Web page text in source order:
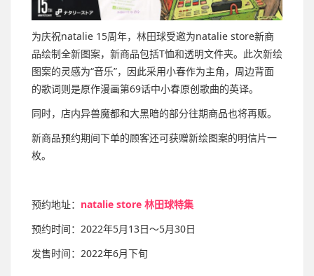
为庆祝natalie 15周年，林田球受邀为natalie store新商
品绘制全新图案，新商品包括T恤和透明文件夹。此次新绘
图案的灵感为“音乐”，因此采用小春作为主角，周边背面
的歌词则是原作漫画第69话中小春原创歌曲的英译。
同时，店内异兽魔都和大黑暗的部分往期商品也将再贩。
新商品预约期间下单的顾客还可获赠新绘图案的明信片一
枚。
预约地址： natalie store 林田球特集
预约时间：2022年5月13日～5月30日
发售时间：2022年6月下旬